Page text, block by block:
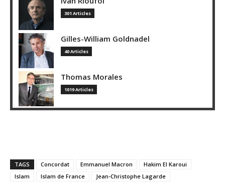
301 Articles
Gilles-William Goldnadel
40 Articles
Thomas Morales
1019 Articles
TAGS Concordat Emmanuel Macron
Hakim El Karoui
Islam
Islam de France Jean-Christophe Lagarde